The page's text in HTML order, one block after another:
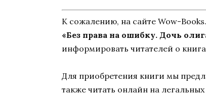
К сожалению, на сайте Wow-
«Без права на ошибку. Дочь
информировать читателей о
Для приобретения книги мы
также читать онлайн на